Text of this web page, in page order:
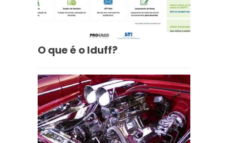
O que é o Iduff?